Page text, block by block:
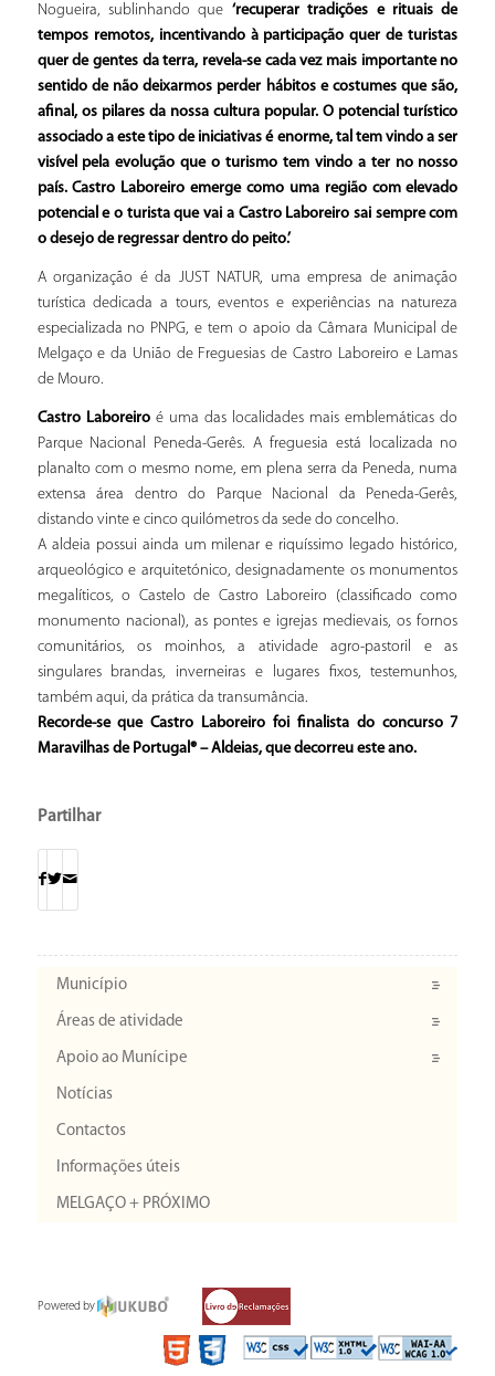
Nogueira, sublinhando que ‘recuperar tradições e rituais de
tempos remotos, incentivando à participação quer de turistas
quer de gentes da terra, revela-se cada vez mais importante no
sentido de não deixarmos perder hábitos e costumes que são,
afinal, os pilares da nossa cultura popular. O potencial turístico
associado a este tipo de iniciativas é enorme, tal tem vindo a ser
visível pela evolução que o turismo tem vindo a ter no nosso
país. Castro Laboreiro emerge como uma região com elevado
potencial e o turista que vai a Castro Laboreiro sai sempre com
o desejo de regressar dentro do peito.’
A organização é da JUST NATUR, uma empresa de animação
turística dedicada a tours, eventos e experiências na natureza
especializada no PNPG, e tem o apoio da Câmara Municipal de
Melgaço e da União de Freguesias de Castro Laboreiro e Lamas
de Mouro.
Castro Laboreiroé uma das localidades mais emblemáticas do
Parque Nacional Peneda-Gerês. A freguesia está localizada no
planalto com o mesmo nome, em plena serra da Peneda, numa
extensa área dentro do Parque Nacional da Peneda-Gerês,
distando vinte e cinco quilómetros da sede do concelho.
A aldeia possui ainda um milenar e riquíssimo legado histórico,
arqueológico e arquitetónico, designadamente os monumentos
megalíticos, o Castelo de Castro Laboreiro (classificado como
monumento nacional), as pontes e igrejas medievais, os fornos
comunitários, os moinhos, a atividade agro-pastoril e as
singulares brandas, inverneiras e lugares fixos, testemunhos,
também aqui, da prática da transumância.
Recorde-se que Castro Laboreiro foi finalista do concurso 7
Maravilhas de Portugal® – Aldeias, que decorreu este ano.
Partilhar
Município
Áreas de atividade
Apoio ao Munícipe
Notícias
Contactos
Informações úteis
MELGAÇO + PRÓXIMO
Powered by